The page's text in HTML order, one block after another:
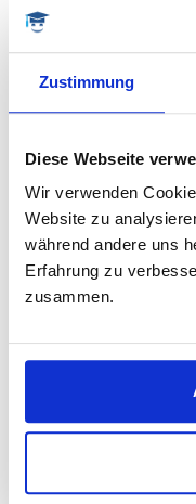
Zustimmung
Diese Webseite
Wir verwenden
Website zu
während andere uns
Erfahrung zu
zusammen.
zu werden:
Probieren Sie
Sprechen Sie
KONKRETE
VON
TIPP 1
Wenn Ihnen an
aus. Wie wäre es mit
Küche? Oder
Café, zumindest